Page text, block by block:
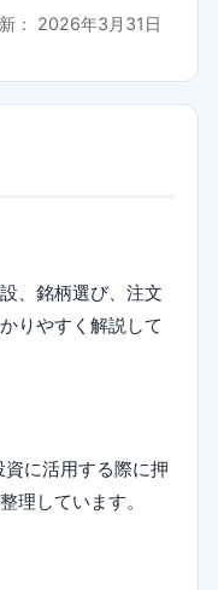
： 2026年3月31日
、銘柄選び、注文
りやすく解説して
に活用する際に押
理しています。